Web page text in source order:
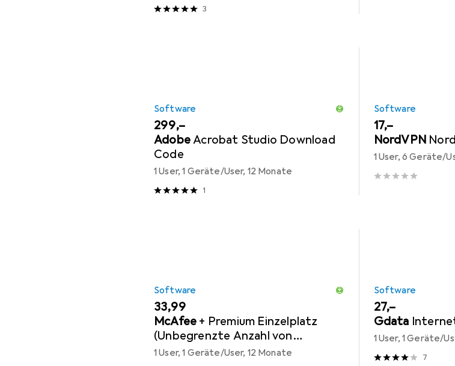
3
Software
EUR
299,–
AdobeAcrobat Studio Download
Code
1 User, 1 Geräte/User, 12 Monate
1
Software
EUR
17,–
NordVPN
1 User, 6 Geräte/
Software
EUR
33,99
McAfee + Premium Einzelplatz
(Unbegrenzte Anzahl von
Geräten)
1 User, 1 Geräte/User, 12 Monate
Software
EUR
27,–
Gdata
1 User, 1 Geräte/
7